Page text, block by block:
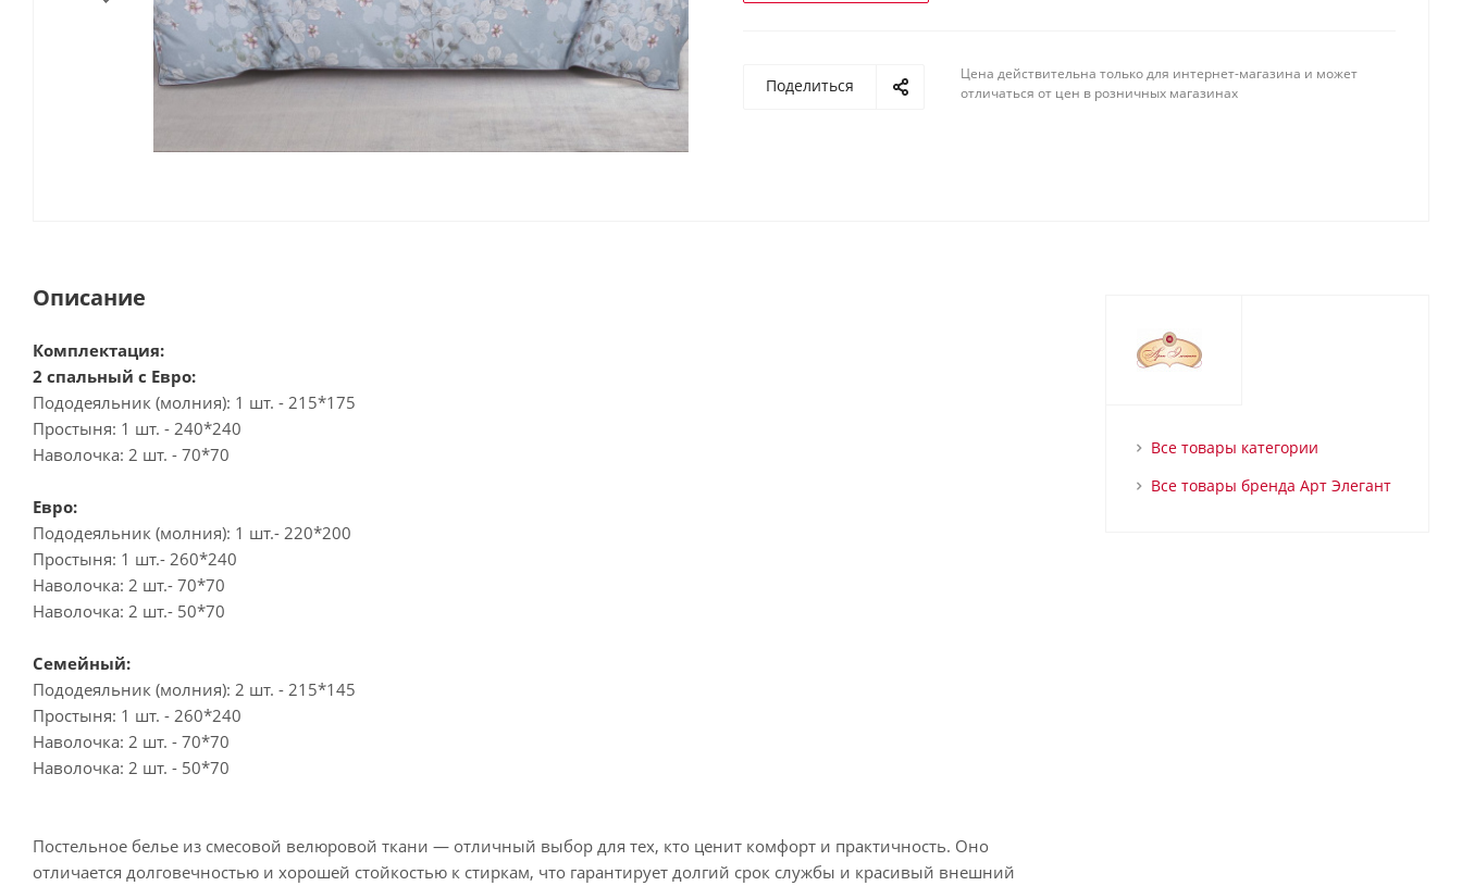
Поделиться
Цена действительна только для интернет-магазина и может
отличаться от цен в розничных магазинах
Описание
Комплектация:
2 спальный с Евро:
Пододеяльник (молния): 1 шт. - 215*175
Простыня: 1 шт. - 240*240
Наволочка: 2 шт. - 70*70
Евро:
Пододеяльник (молния): 1 шт.- 220*200
Простыня: 1 шт.- 260*240
Наволочка: 2 шт.- 70*70
Наволочка: 2 шт.- 50*70
Семейный:
Пододеяльник (молния): 2 шт. - 215*145
Простыня: 1 шт. - 260*240
Наволочка: 2 шт. - 70*70
Наволочка: 2 шт. - 50*70
Постельное белье из смесовой велюровой ткани — отличный выбор для тех, кто ценит комфорт и практичность. Оно
отличается долговечностью и хорошей стойкостью к стиркам, что гарантирует долгий срок службы и красивый внешний
Все товары категории
Все товары бренда Арт Элегант